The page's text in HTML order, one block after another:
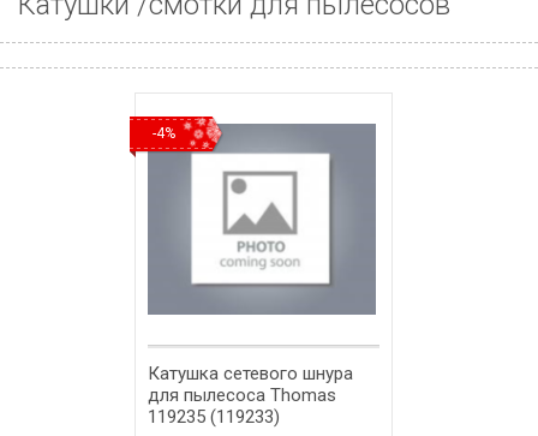
-4%
Катушка сетевого шнура
для пылесоса Thomas
119235 (119233)